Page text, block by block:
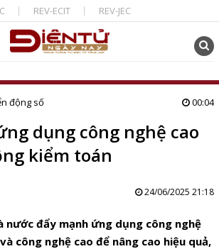
REV-ECIT REV-JEC
động số 00:04
dụng công nghệ cao
kiểm toán
24/06/2025 21:18
nước đẩy mạnh ứng dụng công nghệ
công nghệ cao để nâng cao hiệu quả,